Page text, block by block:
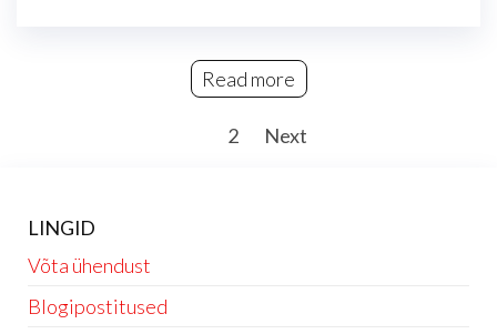
Read more
2 Next
LINGID
Võta ühendust
Blogipostitused